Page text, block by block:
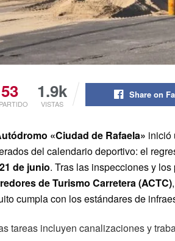
1.9k
VISTAS
Share on
«Ciudad de Rafaela» inició
del calendario deportivo: el
de junio. Tras las inspecciones y
de Turismo Carretera (ACTC)
cumpla con los estándares de